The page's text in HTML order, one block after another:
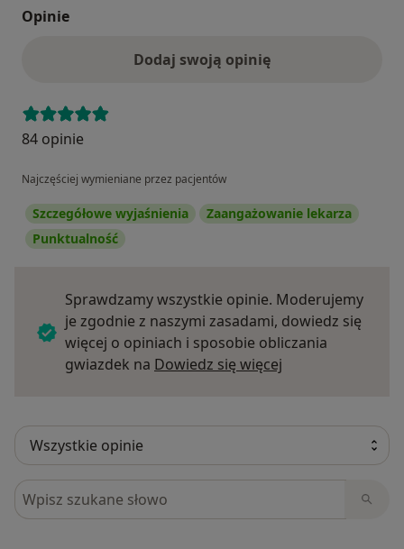
Opinie
Dodaj swoją opinię
84 opinie
Najczęściej wymieniane przez pacjentów
Szczegółowe wyjaśnienia
Zaangażowanie lekarza
Punktualność
Sprawdzamy wszystkie opinie. Moderujemy
je zgodnie z naszymi zasadami, dowiedz się
więcej o opiniach i sposobie obliczania
gwiazdek na Dowiedz się więcej
Szukaj w opiniach